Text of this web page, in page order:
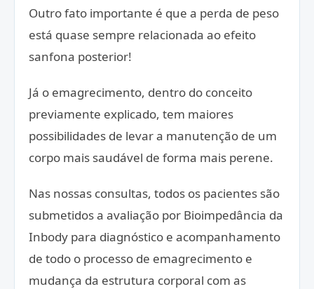
Outro fato importante é que a perda de peso
está quase sempre relacionada ao efeito
sanfona posterior!
Já o emagrecimento, dentro do conceito
previamente explicado, tem maiores
possibilidades de levar a manutenção de um
corpo mais saudável de forma mais perene.
Nas nossas consultas, todos os pacientes são
submetidos a avaliação por Bioimpedância da
Inbody para diagnóstico e acompanhamento
de todo o processo de emagrecimento e
mudança da estrutura corporal com as